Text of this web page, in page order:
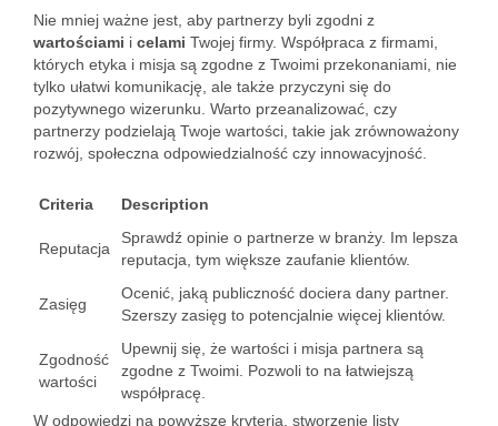
Nie mniej ważne jest, aby partnerzy byli zgodni z
wartościami i celami Twojej firmy. Współpraca z firmami,
których etyka i misja są zgodne z Twoimi przekonaniami, nie
tylko ułatwi komunikację, ale także przyczyni się do
pozytywnego wizerunku. Warto przeanalizować, czy
partnerzy podzielają Twoje wartości, takie jak zrównoważony
rozwój, społeczna odpowiedzialność czy innowacyjność.
Criteria Description
Reputacja
Sprawdź opinie o partnerze w branży. Im lepsza
reputacja, tym większe zaufanie klientów.
Zasięg
Ocenić, jaką publiczność dociera dany partner.
Szerszy zasięg to potencjalnie więcej klientów.
Zgodność
wartości
Upewnij się, że wartości i misja partnera są
zgodne z Twoimi. Pozwoli to na łatwiejszą
współpracę.
W odpowiedzi na powyższe kryteria, stworzenie listy